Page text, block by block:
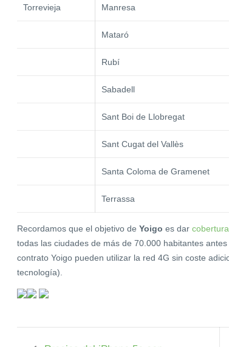
Torrevieja Manresa
Mataró
Rubí
Sabadell
Sant Boi de Llobregat
Sant Cugat del Vallès
Santa Coloma de Gramenet
Terrassa
Recordamos que el objetivo de Yoigo es dar
todas las ciudades de más de 70.000 habitantes
contrato Yoigo pueden utilizar la red 4G sin coste
tecnología).